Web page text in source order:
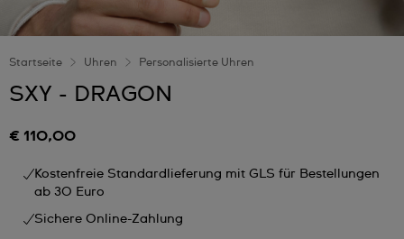
Startseite Uhren Personalisierte Uhren
SXY - DRAGON
€ 110,00
Kostenfreie Standardlieferung mit GLS für Bestellungen
ab 30 Euro
Sichere Online-Zahlung